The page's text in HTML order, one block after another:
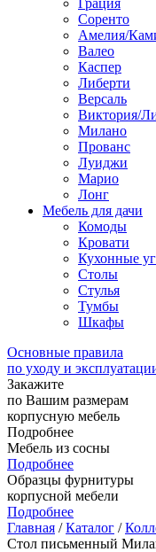
Грация
Соренто
Амелия/
Валео
Каспер
Либерти
Версаль
Виктория/
Милано
Прованс
Луиджи
Марио
Лонг
Мебель для дачи
Комоды
Кровати
Кухонные
Столы
Стулья
Тумбы
Шкафы
Основные правила
по уходу и
Закажите
по Вашим размерам
корпусную мебель
Подробнее
Мебель из сосны
Подробнее
Образцы фурнитуры
корпусной мебели
Подробнее
Главная /Каталог /
Стол письменный